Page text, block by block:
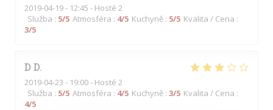
2019-04-19- 12:45 - Hosté 2
Služba : 5/5 Atmosféra : 4/5 Kuchyně : 5/5 Kvalita / Cena :
3/5
D D
2019-04-23 - 19:00 - Hosté 2
Služba : 5/5 Atmosféra : 4/5 Kuchyně : 3/5 Kvalita / Cena :
4/5